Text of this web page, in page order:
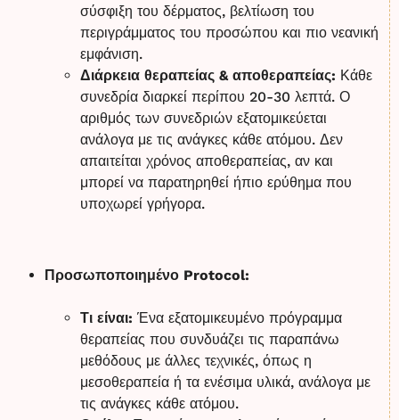
σύσφιξη του δέρματος, βελτίωση του
περιγράμματος του προσώπου και πιο νεανική
εμφάνιση.
Διάρκεια θεραπείας & αποθεραπείας: Κάθε
συνεδρία διαρκεί περίπου 20-30 λεπτά. Ο
αριθμός των συνεδριών εξατομικεύεται
ανάλογα με τις ανάγκες κάθε ατόμου. Δεν
απαιτείται χρόνος αποθεραπείας, αν και
μπορεί να παρατηρηθεί ήπιο ερύθημα που
υποχωρεί γρήγορα.
Προσωποποιημένο Protocol:
Τι είναι: Ένα εξατομικευμένο πρόγραμμα
θεραπείας που συνδυάζει τις παραπάνω
μεθόδους με άλλες τεχνικές, όπως η
μεσοθεραπεία ή τα ενέσιμα υλικά, ανάλογα με
τις ανάγκες κάθε ατόμου.